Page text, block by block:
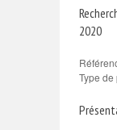
2020
Type de